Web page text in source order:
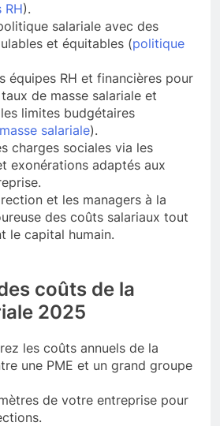
RH).
salariale avec des
et équitables (politique
équipes RH et financières pour
de masse salariale et
limites budgétaires
salariale).
charges sociales via les
exonérations adaptés aux
et les managers à la
des coûts salariaux tout
le capital humain.
coûts de la
2025
les coûts annuels de la
une PME et un grand groupe
de votre entreprise pour